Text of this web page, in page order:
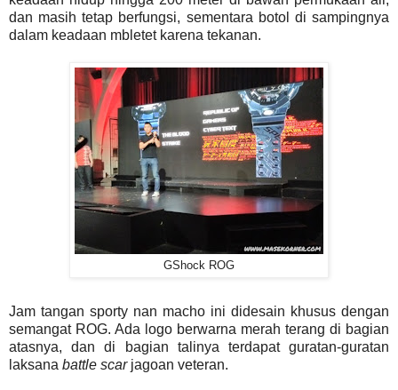
dan masih tetap berfungsi, sementara botol di sampingnya
dalam keadaan mbletet karena tekanan.
GShock ROG
Jam tangan sporty nan macho ini didesain khusus dengan
semangat ROG. Ada logo berwarna merah terang di bagian
atasnya, dan di bagian talinya terdapat guratan-guratan
laksana battle scarjagoan veteran.